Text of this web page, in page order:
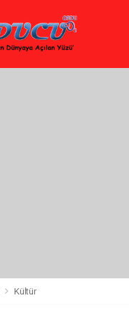
Kültür